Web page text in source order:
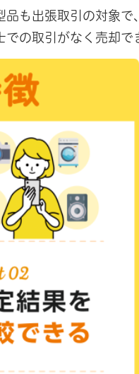
も出張取引の対象
の取引がなく売却で